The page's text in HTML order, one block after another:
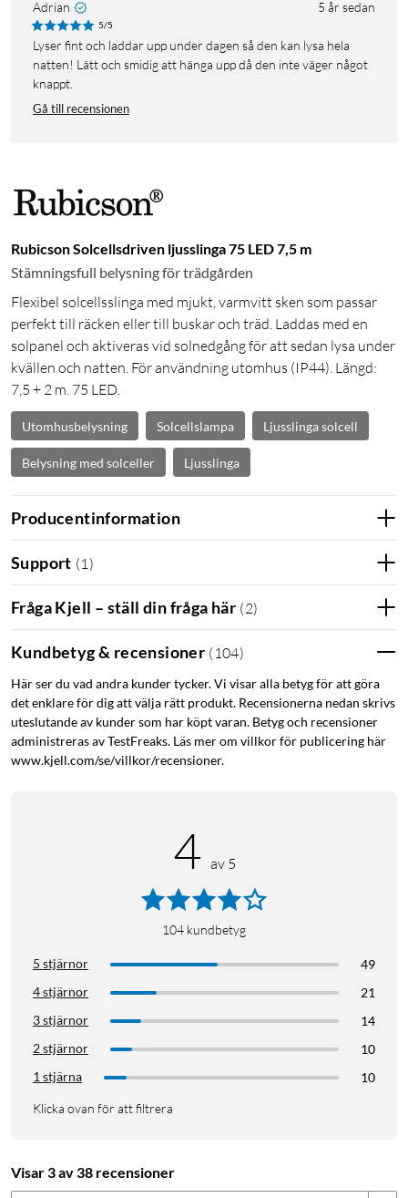
Adrian 5 år sedan
5/5
Lyser fint och laddar upp under dagen så den kan lysa hela
natten! Lätt och smidig att hänga upp då den inte väger något
knappt.
Gå till recensionen
Rubicson Solcellsdriven ljusslinga 75 LED 7,5 m
Stämningsfull belysning för trädgården
Flexibel solcellsslinga med mjukt, varmvitt sken som passar
perfekt till räcken eller till buskar och träd. Laddas med en
solpanel och aktiveras vid solnedgång för att sedan lysa under
kvällen och natten. För användning utomhus (IP44). Längd:
7,5 + 2 m. 75 LED.
Utomhusbelysning Solcellslampa Ljusslinga solcell
Belysning med solceller Ljusslinga
Producentinformation
Support (1 )
Fråga Kjell – ställ din fråga här (2)
Kundbetyg & recensioner ( 104)
Här ser du vad andra kunder tycker. Vi visar alla betyg för att göra
det enklare för dig att välja rätt produkt. Recensionerna nedan skrivs
uteslutande av kunder som har köpt varan. Betyg och recensioner
administreras av TestFreaks. Läs mer om villkor för publicering här
www.kjell.com/se/villkor/recensioner.
4 av 5
104 kundbetyg
5 stjärnor
49
4 stjärnor
21
3 stjärnor
14
2 stjärnor
10
1 stjärna
10
Klicka ovan för att filtrera
Visar 3 av 38 recensioner